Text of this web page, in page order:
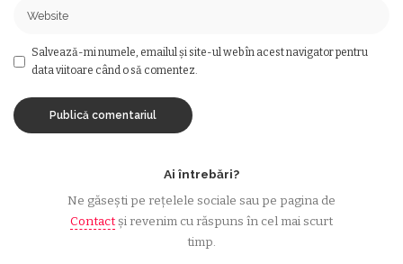
Salvează-mi numele, emailul și site-ul web în acest navigator pentru
data viitoare când o să comentez.
Ai întrebări?
Ne găsești pe rețelele sociale sau pe pagina de
Contactși revenim cu răspuns în cel mai scurt
timp.